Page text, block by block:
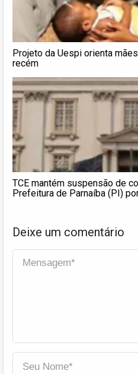
Projeto da Uespi orienta
recém
TCE mantém suspensão de
Prefeitura de Parnaíba (PI)
Deixe um comentário